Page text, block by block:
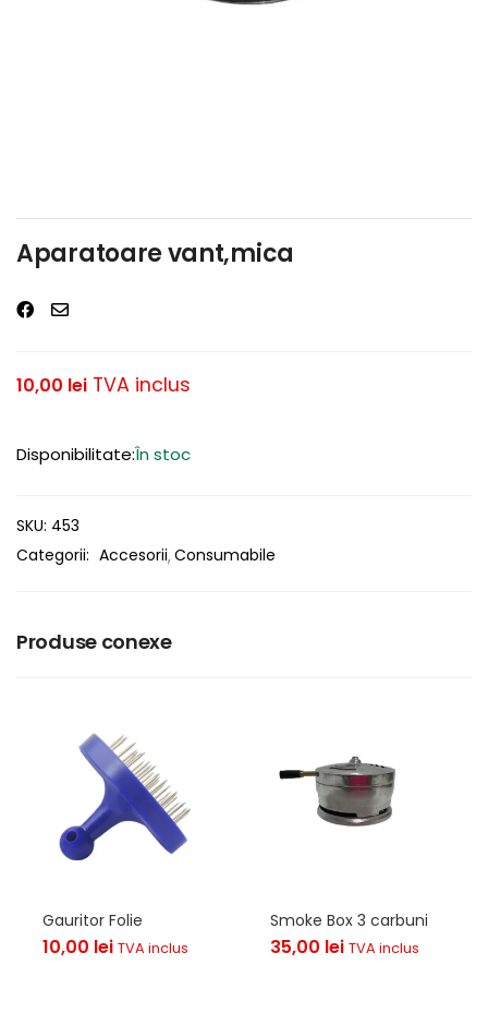
Aparatoare vant,mica
10,00 lei TVA inclus
Disponibilitate:În stoc
SKU: 453
Categorii: Accesorii Consumabile
Produse conexe
Gauritor Folie
10,00 lei TVA inclus
Smoke Box 3 carbuni
35,00 lei TVA inclus